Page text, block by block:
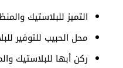
التميز للبلاستيك
محل الحبيب للتوفير
ركن أبها للبلاستيك